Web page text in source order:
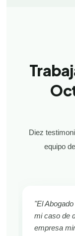
Diez
equipo
"El
mi caso de
empresa